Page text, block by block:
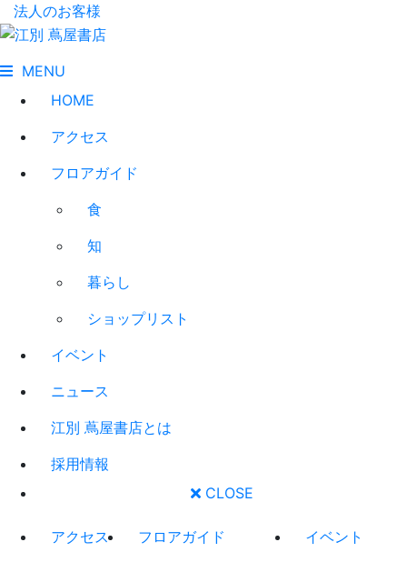
法人のお客様
MENU
HOME
アクセス
フロアガイド
食
知
暮らし
ショップリスト
イベント
ニュース
江別 蔦屋書店とは
採用情報
CLOSE
アクセス
フロアガイド
イベント